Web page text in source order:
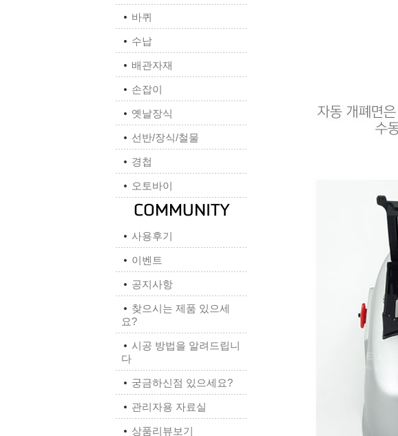
바퀴
수납
배관자재
손잡이
옛날장식
선반/장식/철물
경첩
오토바이
사용후기
이벤트
공지사항
찾으시는 제품 있으세
요?
시공 방법을 알려드립니
다
궁금하신점 있으세요?
관리자용 자료실
상품리뷰보기